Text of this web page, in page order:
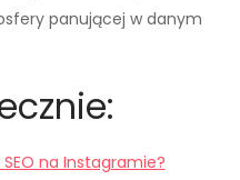
panującej w danym
na Instagramie?